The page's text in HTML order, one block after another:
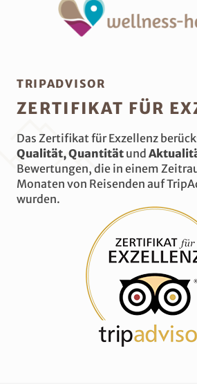
TRIPADVISOR
ZERTIFIKAT FÜR
Das Zertifikat für Exzellenz
Qualität, Quantität und
Bewertungen, die in einem
Monaten von Reisenden auf
wurden.